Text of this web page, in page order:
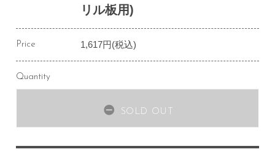
リル板用)
Price 1,617円(税込)
Quantity
SOLD OUT